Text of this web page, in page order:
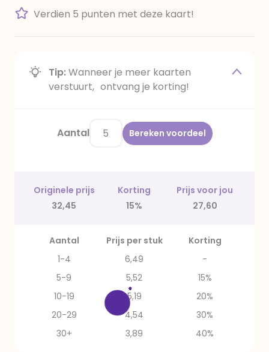
Verdien 5 punten met deze kaart!
Tip:Wanneer je meer kaarten
verstuurt, ontvang je korting!
Aantal Bereken voordeel
Originele prijs Korting
Prijs voor jou
32,45
15% 27,60
Aantal Prijs per stuk
Korting
1-4
6,49
-
5-9
5,52
15%
10-19
5,19
20%
20-29
4,54
30%
30+
3,89 40%